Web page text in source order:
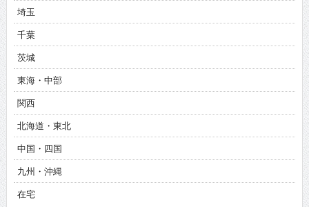
埼玉
千葉
茨城
東海・中部
関西
北海道・東北
中国・四国
九州・沖縄
在宅